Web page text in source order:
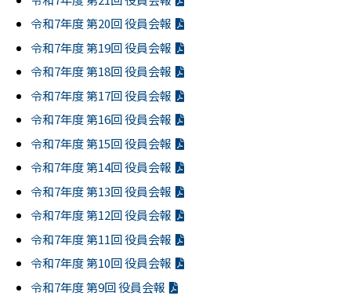
令和7年度 第20回 役員会報
令和7年度 第19回 役員会報
令和7年度 第18回 役員会報
令和7年度 第17回 役員会報
令和7年度 第16回 役員会報
令和7年度 第15回 役員会報
令和7年度 第14回 役員会報
令和7年度 第13回 役員会報
令和7年度 第12回 役員会報
令和7年度 第11回 役員会報
令和7年度 第10回 役員会報
令和7年度 第9回 役員会報